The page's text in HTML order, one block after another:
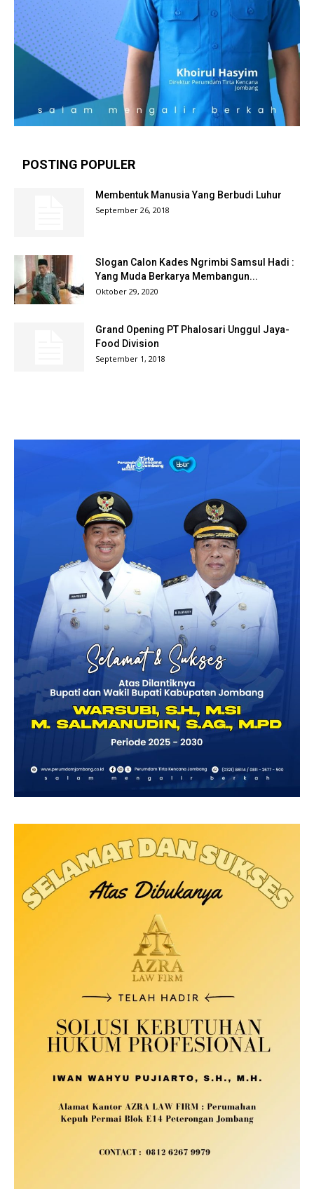
POSTING POPULER
Membentuk Manusia Yang Berbudi Luhur
September 26, 2018
Slogan Calon Kades Ngrimbi Samsul Hadi :
Yang Muda Berkarya Membangun...
Oktober 29, 2020
Grand Opening PT Phalosari Unggul Jaya-
Food Division
September 1, 2018